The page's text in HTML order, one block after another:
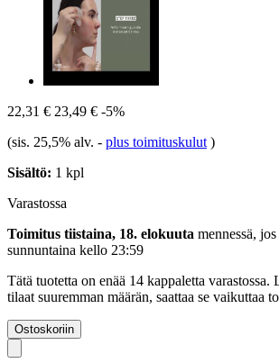
22,31 € 23,49 € -5%
(sis. 25,5% alv. - plus toimituskulut )
Sisältö: 1 kpl
Varastossa
Toimitus tiistaina, 18. elokuuta mennessä,
sunnuntaina kello 23:59
Tätä tuotetta on enää 14 kappaletta varastossa.
tilaat suuremman määrän, saattaa se vaikuttaa
Ostoskoriin